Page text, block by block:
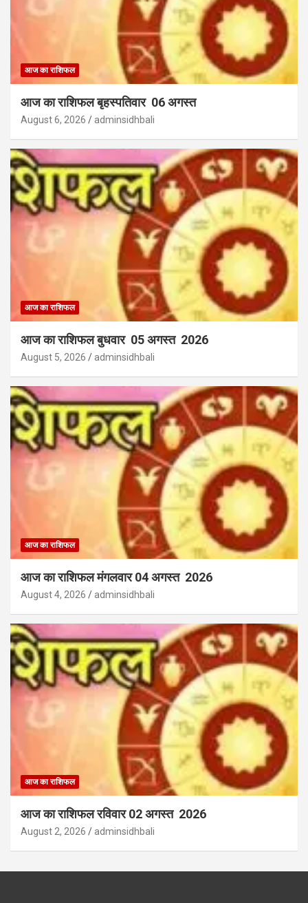
आज का राशिफल
आज का राशिफल बृहस्पतिवार 06 अगस्त
August 6, 2026 adminsidhbali
आज का राशिफल
आज का राशिफल बुधवार 05 अगस्त 2026
August 5, 2026 adminsidhbali
आज का राशिफल
आज का राशिफल मंगलवार 04 अगस्त 2026
August 4, 2026 adminsidhbali
आज का राशिफल
आज का राशिफल रविवार 02 अगस्त 2026
August 2, 2026 adminsidhbali